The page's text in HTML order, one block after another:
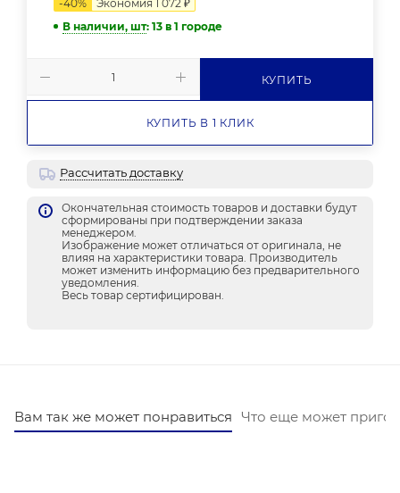
-40% Экономия 1 072 ₽
В наличии, шт: 13 в 1 городе
КУПИТЬ
КУПИТЬ В 1 КЛИК
Рассчитать доставку
Окончательная стоимость товаров и доставки будут
сформированы при подтверждении заказа
менеджером.
Изображение может отличаться от оригинала, не
влияя на характеристики товара. Производитель
может изменить информацию без предварительного
уведомления.
Весь товар сертифицирован.
Вам так же может понравиться Что еще может